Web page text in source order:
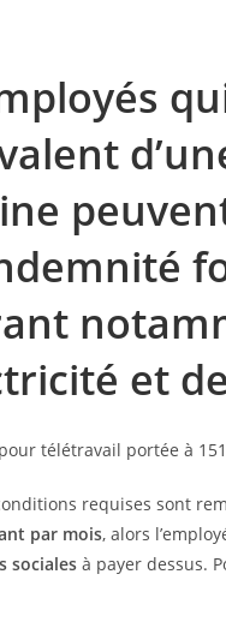
et
requises sont
par mois, alors
socialesà payer dessus.